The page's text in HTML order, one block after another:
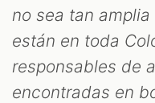
no sea tan
están en toda
responsables de
encontradas en